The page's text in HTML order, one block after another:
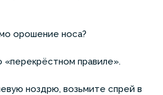
орошение носа?
правиле».
ноздрю, возьмите спрей в